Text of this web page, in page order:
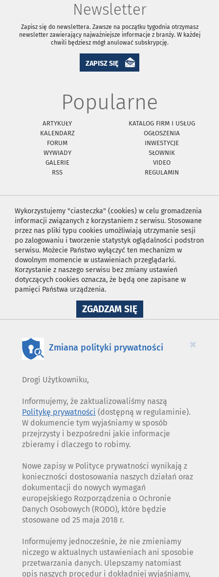
Newsletter
Zapisz się do newslettera. Zawsze na początku tygodnia otrzymasz
newsletter zawierający najważniejsze informacje z branży. W każdej
chwili będziesz mógł anulować subskrypcję.
ZAPISZ SIĘ
Popularne
ARTYKUŁY
KATALOG FIRM I USŁUG
KALENDARZ
OGŁOSZENIA
FORUM
INWESTYCJE
WYWIADY
SŁOWNIK
GALERIE
VIDEO
RSS
REGULAMIN
Wykorzystujemy "ciasteczka" (cookies) w celu gromadzenia
informacji związanych z korzystaniem z serwisu. Stosowane
przez nas pliki typu cookies umożliwiają utrzymanie sesji
po zalogowaniu i tworzenie statystyk oglądalności podstron
serwisu. Możecie Państwo wyłączyć ten mechanizm w
dowolnym momencie w ustawieniach przeglądarki.
Korzystanie z naszego serwisu bez zmiany ustawień
dotyczących cookies oznacza, że będą one zapisane w
pamięci Państwa urządzenia.
ZGADZAM SIĘNA
WYKORZYSTANIE
×
Zmiana polityki prywatności
Drogi Użytkowniku,
Informujemy, że zaktualizowaliśmy naszą
Politykę prywatności (dostępną w regulaminie).
W dokumencie tym wyjaśniamy w sposób
przejrzysty i bezpośredni jakie informacje
zbieramy i dlaczego to robimy.
Nowe zapisy w Polityce prywatności wynikają z
konieczności dostosowania naszych działań oraz
dokumentacji do nowych wymagań
europejskiego Rozporządzenia o Ochronie
Danych Osobowych (RODO), które będzie
stosowane od 25 maja 2018 r.
Informujemy jednocześnie, że nie zmieniamy
niczego w aktualnych ustawieniach ani sposobie
przetwarzania danych. Ulepszamy natomiast
opis naszych procedur i dokładniej wyjaśniamy,